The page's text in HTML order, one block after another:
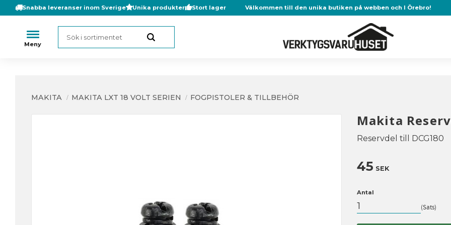
Snabba leveranser inom Sverige Unika produkter Stort lager Välkommen till den unika butiken på webben och I Örebro!
MAKITA MAKITA LXT 18 VOLT SERIEN FOGPISTOLER & TILLBEHÖR
Makita
Reservdel till DCG180
45 SEK
Antal
Sats